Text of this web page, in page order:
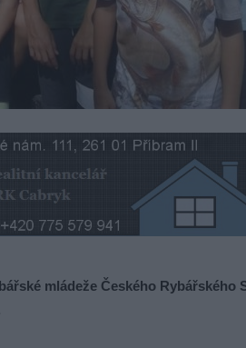
mládeže Českého Rybářského